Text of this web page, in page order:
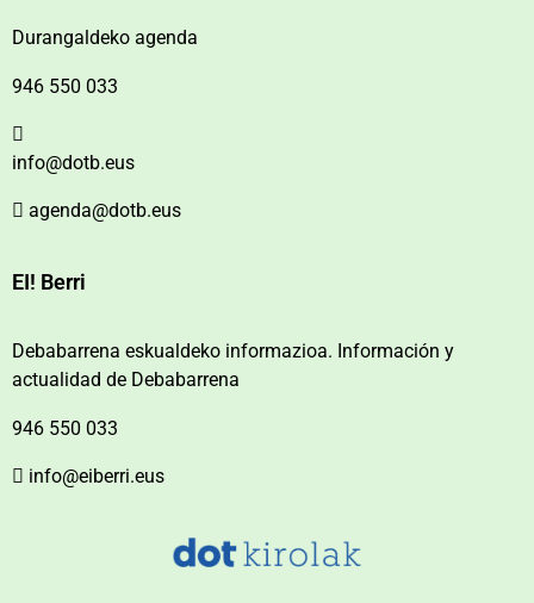
Durangaldeko agenda
946 550 033
info@dotb.eus
agenda@dotb.eus
EI! Berri
Debabarrena eskualdeko informazioa. Información y
actualidad de Debabarrena
946 550 033
info@eiberri.eus